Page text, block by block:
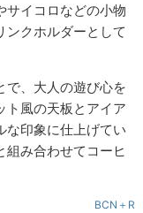
サイコロなどの小物
ンクホルダーとして
で、大人の遊び心を
ト風の天板とアイア
な印象に仕上げてい
組み合わせてコーヒ
BCN＋R